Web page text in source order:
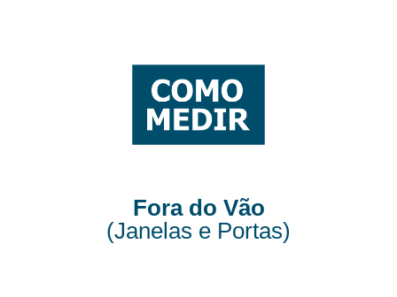
Fora do Vão
(Janelas e Portas)